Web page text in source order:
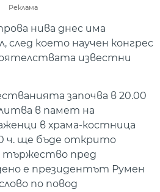
Реклама
нива днес има
след което научен конгрес
известни
започва в 20.00
в памет на
в храма-костница
ч. ще бъде открито
тържество пред
е президентът Румен
по повод